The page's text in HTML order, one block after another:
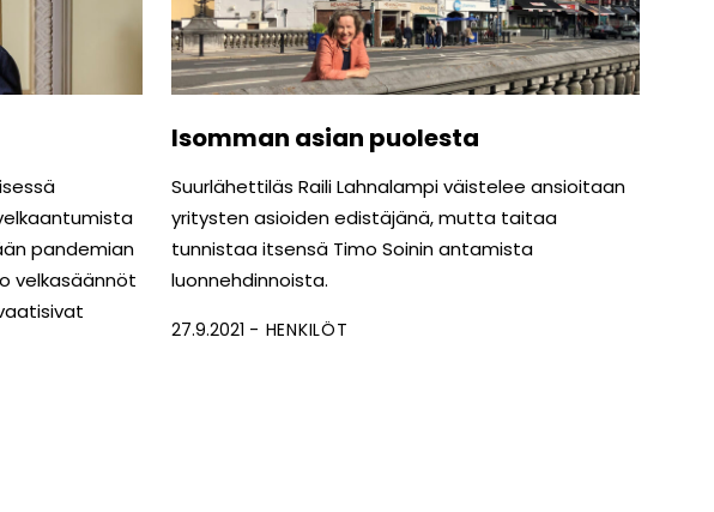
pandemian
velkasäännöt
Isomman asian puolesta
Suurlähettiläs Raili Lahnalampi väistelee ansioitaan
yritysten asioiden edistäjänä, mutta taitaa
tunnistaa itsensä Timo Soinin antamista
luonnehdinnoista.
27.9.2021 HENKILÖT